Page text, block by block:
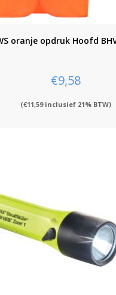
oranje opdruk Hoofd
€9,58
(€11,59inclusief 21% BTW)